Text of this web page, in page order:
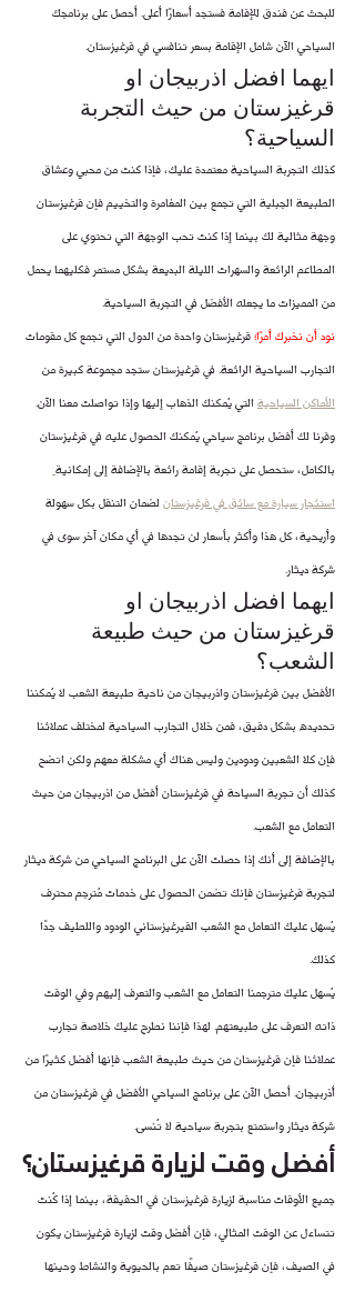
للبحث عن فندق للإقامة فستجد أسعارًا أعلى. أحصل على برنامجك
السياحي الآن شامل الإقامة بسعر تنافسي في قرغيزستان.
ايهما افضل اذربيجان او
قرغيزستان من حيث التجربة
السياحية؟
كذلك التجربة السياحية معتمدة عليك، فإذا كنت من محبي وعشاق
الطبيعة الجبلية التي تجمع بين المغامرة والتخييم فإن قرغيزستان
وجهة مثالية لك بينما إذا كنت تحب الوجهة التي تحتوي على
المطاعم الرائعة والسهرات الليلة البديعة بشكل مستمر فكليهما يحمل
من المميزات ما يجعله الأفضل في التجربة السياحية.
نود أن نخبرك أمرًا؛ قرغيزستان واحدة من الدول التي تجمع كل مقومات
التجارب السياحية الرائعة. في قرغيزستان ستجد مجموعة كبيرة من
الأماكن السياحية التي يُمكنك الذهاب إليها وإذا تواصلت معنا الآن.
وفرنا لك أفضل برنامج سياحي يُمكنك الحصول عليه في قرغيزستان
بالكامل، ستحصل على تجربة إقامة رائعة بالإضافة إلى إمكانية
استئجار سيارة مع سائق في قرغيزستان لضمان التنقل بكل سهولة
وأريحية، كل هذا وأكثر بأسعار لن تجدها في أي مكان آخر سوى في
شركة ديثار.
ايهما افضل اذربيجان او
قرغيزستان من حيث طبيعة
الشعب؟
الأفضل بين قرغيزستان واذربيجان من ناحية طبيعة الشعب لا يُمكننا
تحديده بشكل دقيق، فمن خلال التجارب السياحية لمختلف عملائنا
فإن كلا الشعبين ودودين وليس هناك أي مشكلة معهم ولكن اتضح
كذلك أن تجربة السياحة في قرغيزستان أفضل من اذربيجان من حيث
التعامل مع الشعب.
بالإضافة إلى أنك إذا حصلت الآن على البرنامج السياحي من شركة ديثار
لتجربة قرغيزستان فإنك تضمن الحصول على خدمات مُترجم محترف
يُسهل عليك التعامل مع الشعب القيرغيزستاني الودود واللطيف جدًا
كذلك.
يُسهل عليك مترجمنا التعامل مع الشعب والتعرف إليهم وفي الوقت
ذاته التعرف على طبيعتهم. لهذا فإننا نطرح عليك خلاصة تجارب
عملائنا فإن قرغيزستان من حيث طبيعة الشعب فإنها أفضل كثيرًا من
أذربيجان. أحصل الآن على برنامج السياحي الأفضل في قرغيزستان من
شركة ديثار واستمتع بتجربة سياحية لا تُنسى.
أفضل وقت لزيارة قرغيزستان؟
جميع الأوقات مناسبة لزيارة قرغيزستان في الحقيقة، بينما إذا كُنت
تتساءل عن الوقت المثالي، فإن أفضل وقت لزيارة قرغيزستان يكون
في الصيف، فإن قرغيزستان صيفًا تعم بالحيوية والنشاط وحينها